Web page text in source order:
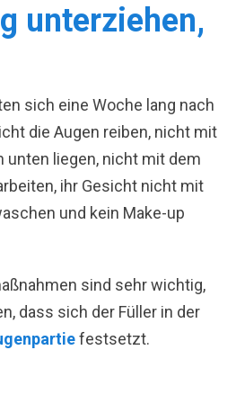
unterziehen,
sich eine Woche lang nach
die Augen reiben, nicht mit
unten liegen, nicht mit dem
ihr Gesicht nicht mit
und kein Make-up
sind sehr wichtig,
dass sich der Füller in der
festsetzt.